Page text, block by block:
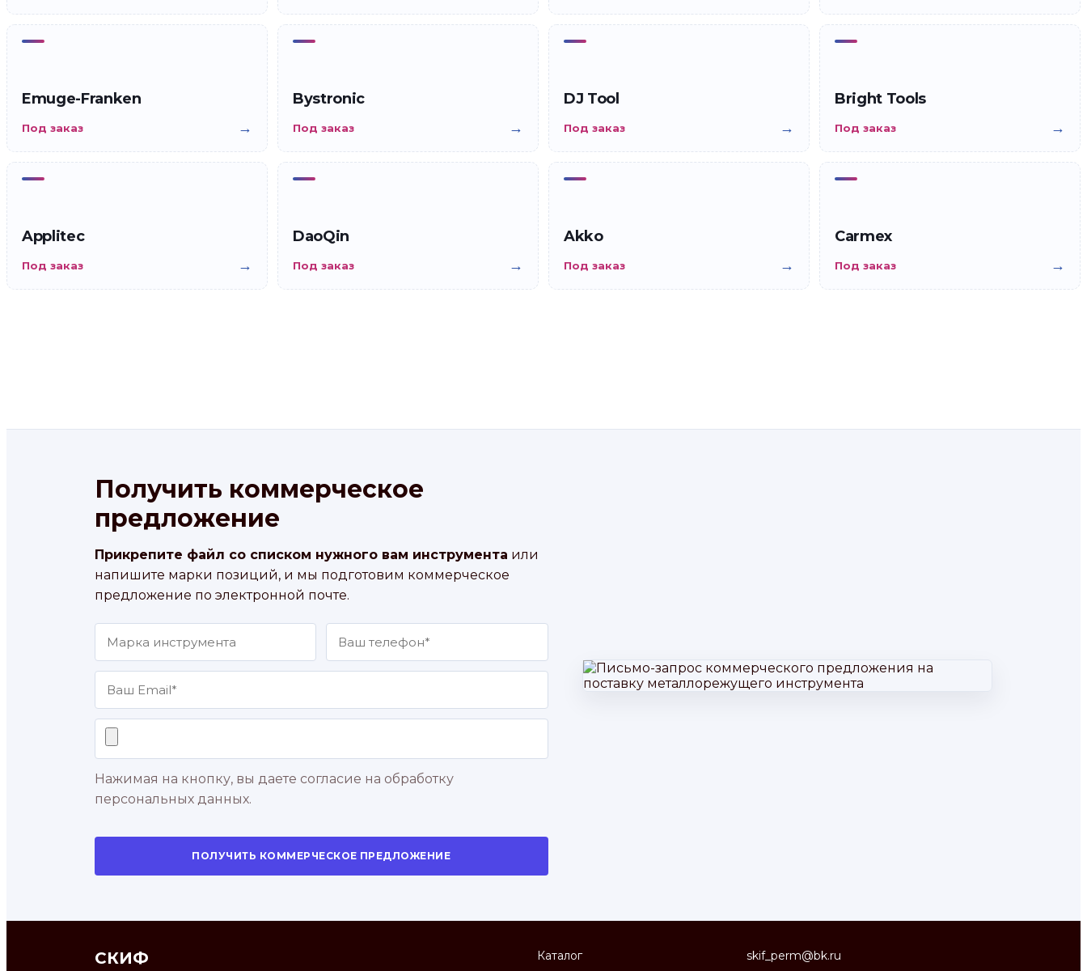
Emuge-Franken
Под заказ →
Bystronic
Под заказ →
DJ Tool
Под заказ →
Bright Tools
Под заказ →
Applitec
Под заказ →
DaoQin
Под заказ →
Akko
Под заказ →
Carmex
Под заказ →
Получить коммерческое
предложение
Прикрепите файл со списком нужного вам инструмента или
напишите марки позиций, и мы подготовим коммерческое
предложение по электронной почте.
Нажимая на кнопку, вы даете согласие на обработку
персональных данных.
ПОЛУЧИТЬ КОММЕРЧЕСКОЕ ПРЕДЛОЖЕНИЕ
СКИФ
Каталог
skif_perm@bk.ru